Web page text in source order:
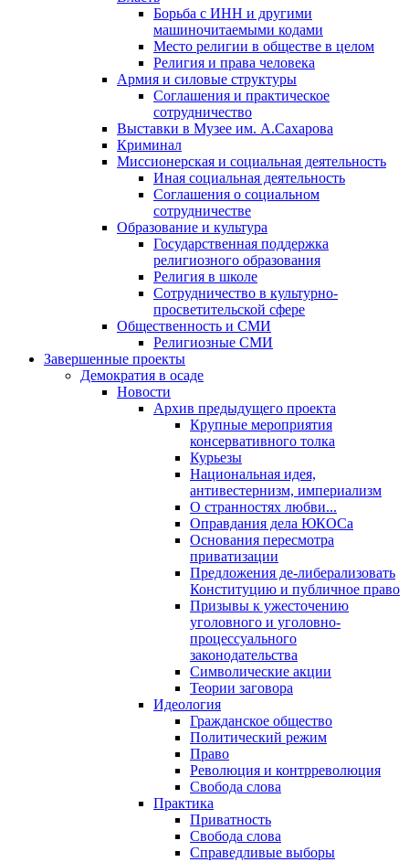
Борьба с ИНН и другими
машиночитаемыми кодами
Место религии в обществе в целом
Религия и права человека
Армия и силовые структуры
Соглашения и практическое
сотрудничество
Выставки в Музее им. А.Сахарова
Криминал
Миссионерская и социальная деятельность
Иная социальная деятельность
Соглашения о социальном
сотрудничестве
Образование и культура
Государственная поддержка
религиозного образования
Религия в школе
Сотрудничество в культурно-
просветительской сфере
Общественность и СМИ
Религиозные СМИ
Завершенные проекты
Демократия в осаде
Новости
Архив предыдущего проекта
Крупные мероприятия
консервативного толка
Курьезы
Национальная идея,
антивестернизм, империализм
О странностях любви...
Оправдания дела ЮКОСа
Основания пересмотра
приватизации
Предложения де-либерализовать
Конституцию и публичное право
Призывы к ужесточению
уголовного и уголовно-
процессуального
законодательства
Символические акции
Теории заговора
Идеология
Гражданское общество
Политический режим
Право
Революция и контрреволюция
Свобода слова
Практика
Приватность
Свобода слова
Справедливые выборы